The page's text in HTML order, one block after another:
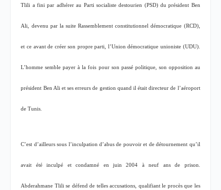
Tlili a fini par adhérer au Parti socialiste destourien (PSD) du président Ben
Ali, devenu par la suite Rassemblement constitutionnel démocratique (RCD),
et ce avant de créer son propre parti, l’Union démocratique unioniste (UDU).
L’homme semble payer à la fois pour son passé politique, son opposition au
président Ben Ali et ses erreurs de gestion quand il était directeur de l’aéroport
de Tunis.
C’est d’ailleurs sous l’inculpation d’abus de pouvoir et de détournement qu’il
avait été inculpé et condamné en juin 2004 à neuf ans de prison.
Abderahmane Tlili se défend de telles accusations, qualifiant le procès que les